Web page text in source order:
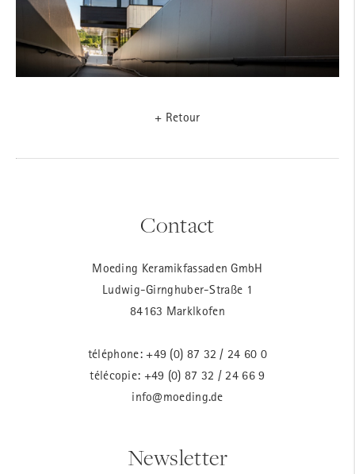
+ Retour
Contact
Moeding Keramikfassaden GmbH
Ludwig-Girnghuber-Straße 1
84163 Marklkofen
téléphone: +49 (0) 87 32 / 24 60 0
télécopie: +49 (0) 87 32 / 24 66 9
info@moeding.de
Newsletter